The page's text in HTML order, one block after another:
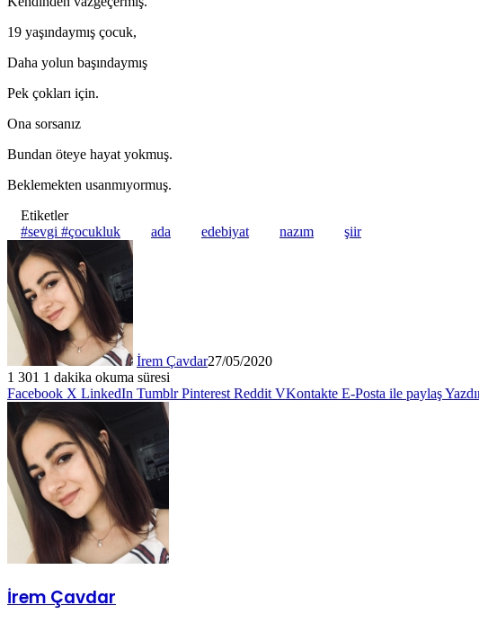
19 yaşındaymış çocuk,
Daha yolun başındaymış
Pek çokları için.
Ona sorsanız
Bundan öteye hayat yokmuş.
Beklemekten usanmıyormuş.
Etiketler
#sevgi #çocukluk
ada edebiyat nazım şiir
İrem Çavdar27/05/2020
1 301 1 dakika okuma süresi
Facebook X LinkedIn Tumblr Pinterest Reddit VKontakte E-Posta ile paylaş
İrem Çavdar